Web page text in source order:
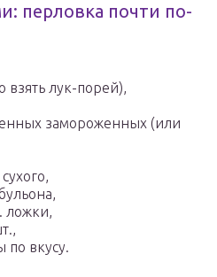
перловка почти по-
лук-порей),
замороженных (или
ложки,
по вкусу.